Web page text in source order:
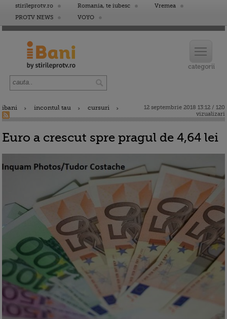
stirileprotv.ro Romania, te iubesc
Vremea
PROTV NEWS
VOYO
ibani incontul tau cursuri
12 septembrie 2018 13:12 / 120
vizualizari
Euro a crescut spre pragul de 4,64 lei